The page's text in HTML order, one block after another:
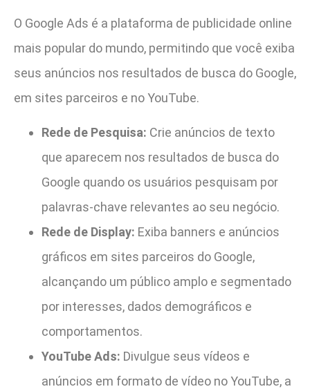
O Google Ads é a plataforma de publicidade online
mais popular do mundo, permitindo que você exiba
seus anúncios nos resultados de busca do Google,
em sites parceiros e no YouTube.
Rede de Pesquisa: Crie anúncios de texto
que aparecem nos resultados de busca do
Google quando os usuários pesquisam por
palavras-chave relevantes ao seu negócio.
Rede de Display: Exiba banners e anúncios
gráficos em sites parceiros do Google,
alcançando um público amplo e segmentado
por interesses, dados demográficos e
comportamentos.
YouTube Ads: Divulgue seus vídeos e
anúncios em formato de vídeo no YouTube, a